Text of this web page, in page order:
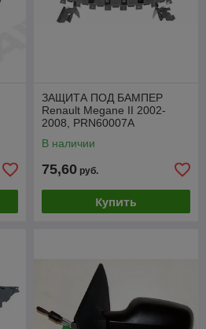
ЗАЩИТА ПОД БАМПЕР
Renault Megane II 2002-
2008, PRN60007A
В наличии
75,60 руб.
Купить